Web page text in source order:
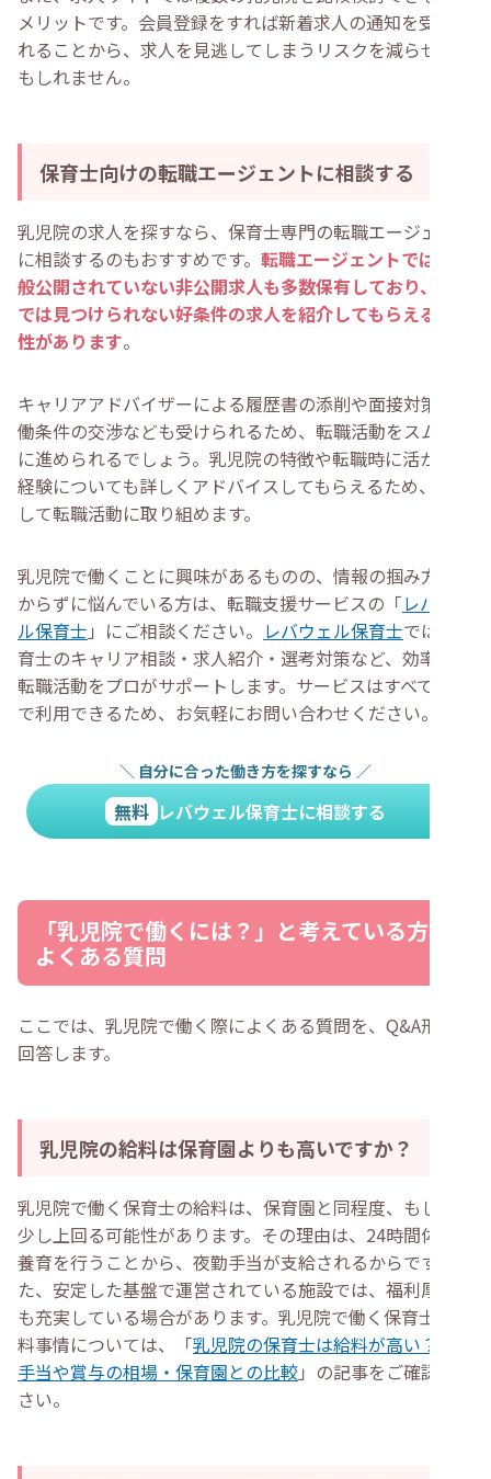
メリットです。会員登録をすれば新着求人の通知を受け取
れることから、求人を見逃してしまうリスクを減らせるか
もしれません。
保育士向けの転職エージェントに相談する
乳児院の求人を探すなら、保育士専門の転職エージェント
に相談するのもおすすめです。 転職エージェントでは、一
般公開されていない非公開求人も多数保有しており、自分
では見つけられない好条件の求人を紹介してもらえる可能
性があります。
キャリアアドバイザーによる履歴書の添削や面接対策、労
働条件の交渉なども受けられるため、転職活動をスムーズ
に進められるでしょう。乳児院の特徴や転職時に活かせる
経験についても詳しくアドバイスしてもらえるため、安心
して転職活動に取り組めます。
乳児院で働くことに興味があるものの、情報の掴み方が分
からずに悩んでいる方は、転職支援サービスの「レバウェ
ル保育士 」にご相談ください。 レバウェル保育士では、保
育士のキャリア相談・求人紹介・選考対策など、効率的な
転職活動をプロがサポートします。サービスはすべて無料
で利用できるため、お気軽にお問い合わせください。
＼ 自分に合った働き方を探すなら ／
無料 レバウェル保育士に相談する
「乳児院で働くには？」と考えている方に
よくある質問
ここでは、乳児院で働く際によくある質問を、Q&A形式で
回答します。
乳児院の給料は保育園よりも高いですか？
乳児院で働く保育士の給料は、保育園と同程度、もしくは
少し上回る可能性があります。その理由は、24時間体制で
養育を行うことから、夜勤手当が支給されるからです。ま
た、安定した基盤で運営されている施設では、福利厚生面
も充実している場合があります。乳児院で働く保育士の給
料事情については、「乳児院の保育士は給料が高い？夜勤
手当や賞与の相場・保育園との比較」の記事をご確認くだ
さい。